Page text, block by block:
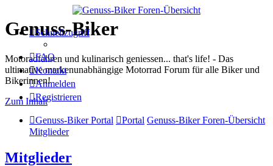
Genuss-Biker
Motoradfahren und kulinarisch geniessen... that's life! - Das
ultimative markenunabhängige Motorrad Forum für alle Biker und
Bikerinnen!
Zum Inhalt
Schnellzugriff
FAQ
Kontakt
Anmelden
Registrieren
Genuss-Biker Portal Portal Genuss-Biker Foren-Übersicht
Mitglieder
Mitglieder